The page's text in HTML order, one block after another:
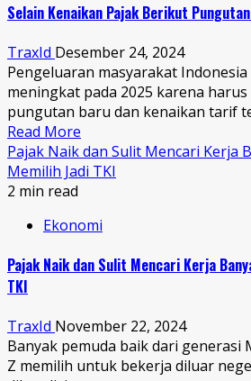
Selain Kenaikan Pajak Berikut
TraxId Desember 24, 2024
Pengeluaran masyarakat
meningkat pada 2025 karena
pungutan baru dan kenaikan tarif
Read More
Pajak Naik dan Sulit Mencari Kerja
Memilih Jadi TKI
2 min read
Ekonomi
Pajak Naik dan Sulit Mencari Kerja
TKI
TraxId November 22, 2024
Banyak pemuda baik dari generasi
Z memilih untuk bekerja diluar